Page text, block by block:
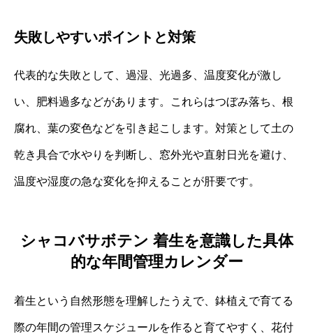
失敗しやすいポイントと対策
代表的な失敗として、過湿、光過多、温度変化が激し
い、肥料過多などがあります。これらはつぼみ落ち、根
腐れ、葉の変色などを引き起こします。対策として土の
乾き具合で水やりを判断し、窓外光や直射日光を避け、
温度や湿度の急な変化を抑えることが肝要です。
シャコバサボテン 着生を意識した具体
的な年間管理カレンダー
着生という自然形態を理解したうえで、鉢植えで育てる
際の年間の管理スケジュールを作ると育てやすく、花付